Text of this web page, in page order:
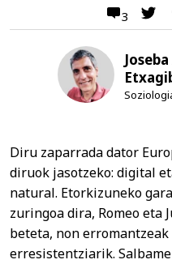
3
Diru zaparrada dator
diruok jasotzeko: digital
natural. Etorkizuneko
zuringoa dira, Romeo eta
beteta, non
erresistentziarik.